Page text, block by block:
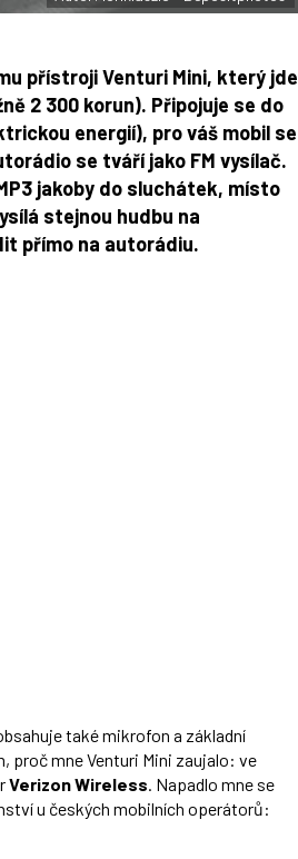
přístrojiVenturi Mini, který jde
2 300 korun). Připojuje se do
energií), pro váš mobil se
se tváří jako FM vysílač.
jakoby do sluchátek, místo
stejnou hudbu na
přímo na autorádiu.
také mikrofon a základní
proč mne Venturi Mini zaujalo: ve
Verizon Wireless. Napadlo mne se
u českých mobilních operátorů: